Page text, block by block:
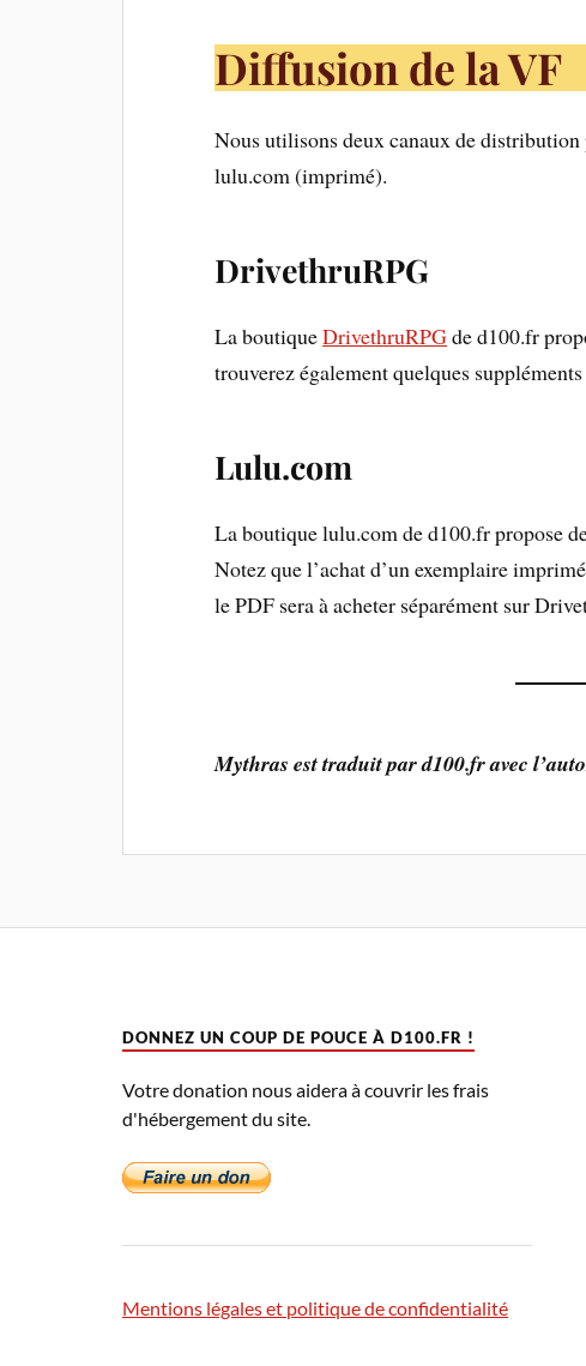
Diffusion de la VF
Nous utilisons deux canaux de
lulu.com (imprimé).
DrivethruRPG
La boutiqueDrivethruRPGde d100.fr
trouverez également quelques
Lulu.com
La boutique lulu.com de d100.fr propose
Notez que l’achat d’un exemplaire
le PDF sera à acheter séparément sur
Mythras est traduit par d100.fr avec
DONNEZ UN COUP DE POUCE À D100.FR !
Votre donation nous aidera à couvrir les frais
d'hébergement du site.
Mentions légales et politique de confidentialité